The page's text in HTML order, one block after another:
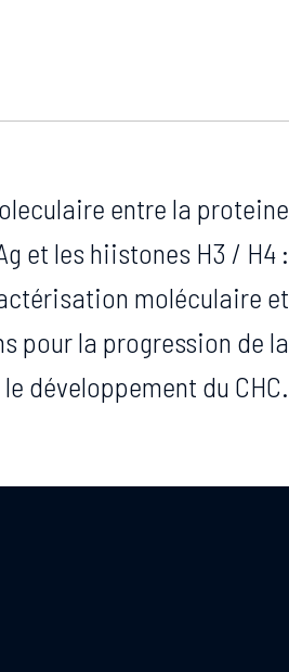
entre la proteine
et les hiistones H3 / H4 :
moléculaire et
pour la progression de la
développement du CHC.